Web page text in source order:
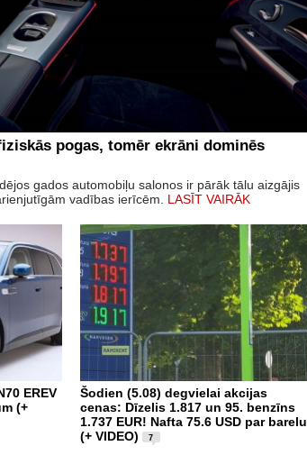
pogas, tomēr ekrāni dominēs
gados automobiļu salonos ir pārāk tālu aizgājis
vadības ierīcēm. LASĪT VAIRĀK
EREV
(+
Šodien (5.08) degvielai akcijas
cenas: Dīzelis 1.817 un 95. benzīns
1.737 EUR! Nafta 75.6 USD par barelu
(+ VIDEO)
7